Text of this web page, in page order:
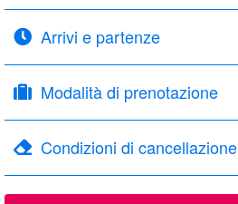
Arrivi e partenze
Modalità di prenotazione
Condizioni di cancellazione